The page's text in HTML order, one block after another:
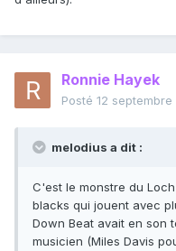
Ronnie Hayek
Posté 12 septembre
melodius a dit :
C'est le monstre du
blacks qui jouent avec
Down Beat avait en son
musicien (Miles Davis